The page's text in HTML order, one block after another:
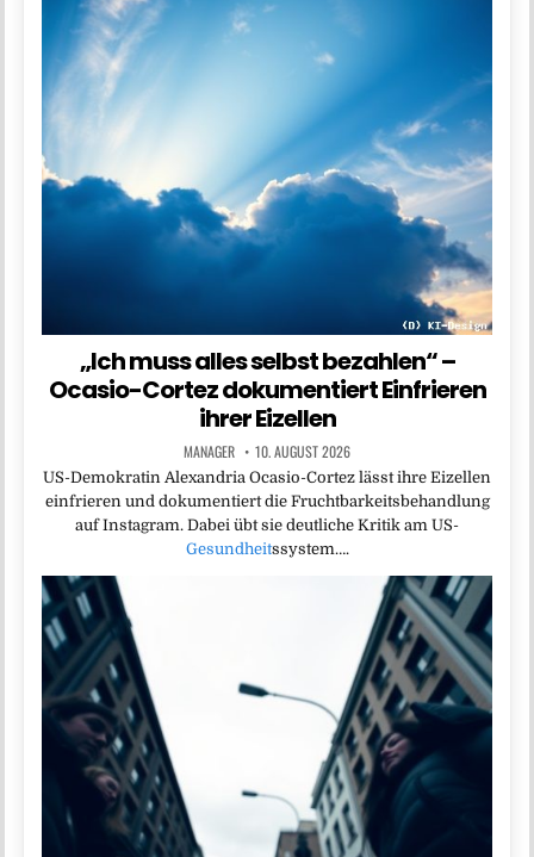
„Ich muss alles selbst bezahlen“ –
Ocasio-Cortez dokumentiert Einfrieren
ihrer Eizellen
MANAGER 10. AUGUST 2026
US-Demokratin Alexandria Ocasio-Cortez lässt ihre Eizellen
einfrieren und dokumentiert die Fruchtbarkeitsbehandlung
auf Instagram. Dabei übt sie deutliche Kritik am US-
Gesundheitssystem….